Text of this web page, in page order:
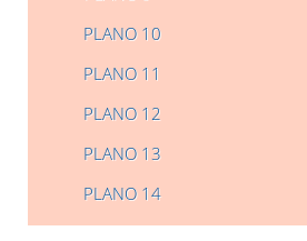
PLANO 10
PLANO 11
PLANO 12
PLANO 13
PLANO 14